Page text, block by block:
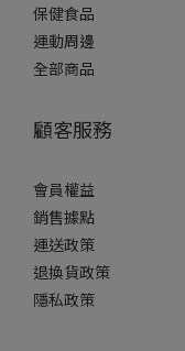
保健食品
運動周邊
全部商品
顧客服務
會員權益
銷售據點
運送政策
退換貨政策
隱私政策